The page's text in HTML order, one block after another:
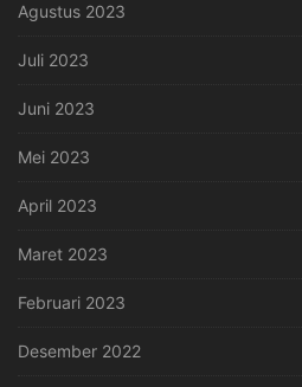
Agustus 2023
Juli 2023
Juni 2023
Mei 2023
April 2023
Maret 2023
Februari 2023
Desember 2022